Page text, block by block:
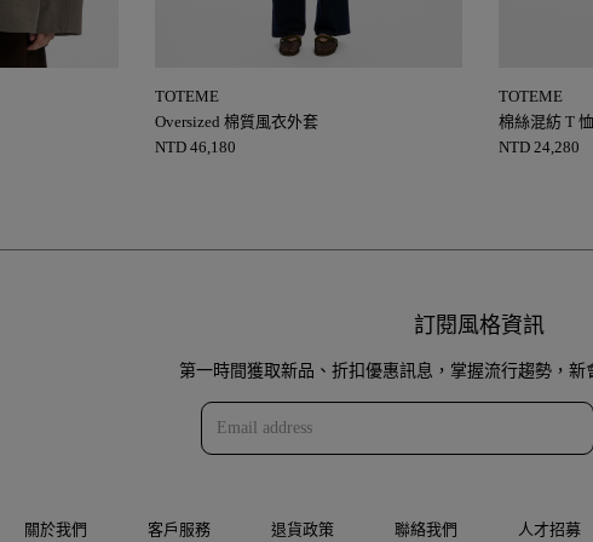
TOTEME
Oversized 棉質風衣外套
NTD 46,180
TOTEME
棉絲混紡 T
NTD 24,280
訂閱風格資訊
第一時間獲取新品、折扣優惠訊息，掌握流行趨勢，新
關於我們 客戶服務 退貨政策 聯絡我們 人才招募